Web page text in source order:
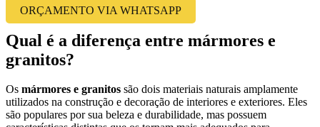
ORÇAMENTO VIA WHATSAPP
Qual é a diferença entre mármores e
granitos?
Os mármores e granitos são dois materiais naturais amplamente
utilizados na construção e decoração de interiores e exteriores. Eles
são populares por sua beleza e durabilidade, mas possuem